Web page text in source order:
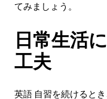
てみましょう。
日常生活
工夫
英語 自習を続けると